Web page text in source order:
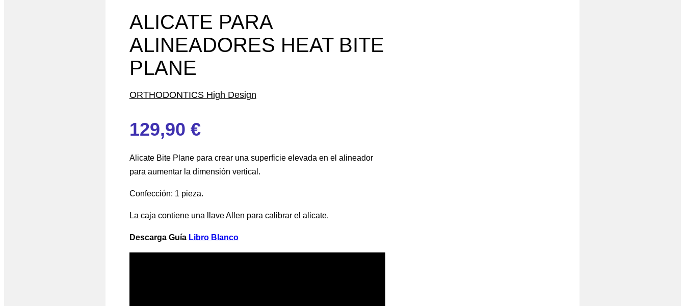
ALICATE PARA
ALINEADORES HEAT BITE
PLANE
ORTHODONTICS High Design
129,90 €
Alicate Bite Plane para crear una superficie elevada en el alineador
para aumentar la dimensión vertical.
Confección: 1 pieza.
La caja contiene una llave Allen para calibrar el alicate.
Descarga Guía Libro Blanco